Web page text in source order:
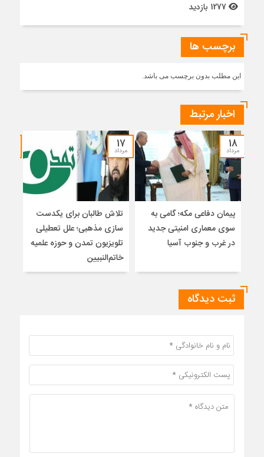
برچسب ها
این مطلب بدون برچسب می باشد.
اخبار مرتبط
۱۸
مرداد
پیمان دفاعی مکه؛ گامی به
سوی معماری امنیتی جدید
در غرب و جنوب آسیا
۱۷
مرداد
تلاش طالبان برای یکدست
سازی مذهبی؛ علل تعطیلی
تلویزیون تمدن و حوزه علمیه
خاتم‌النبیین
ثبت دیدگاه